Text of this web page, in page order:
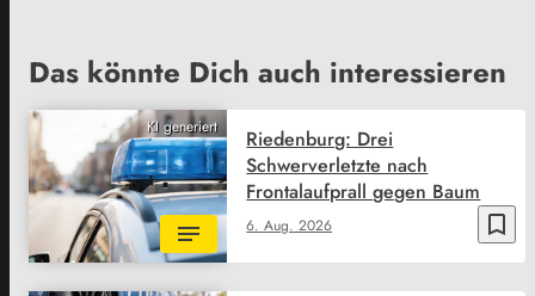
Das könnte Dich auch interessieren
KI generiert
bookmark_border
6. Aug. 2026
Riedenburg: Drei
Schwerverletzte nach
Frontalaufprall gegen Baum